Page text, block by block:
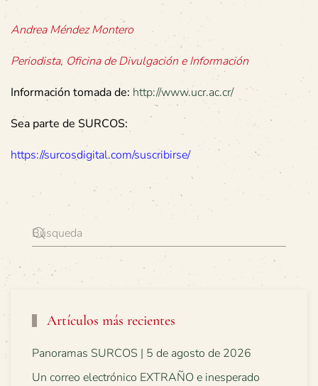
Andrea Méndez Montero
Periodista, Oficina de Divulgación e Información
Información tomada de: http://www.ucr.ac.cr/
Sea parte de SURCOS:
https://surcosdigital.com/suscribirse/
Artículos más recientes
Panoramas SURCOS | 5 de agosto de 2026
Un correo electrónico EXTRAÑO e inesperado